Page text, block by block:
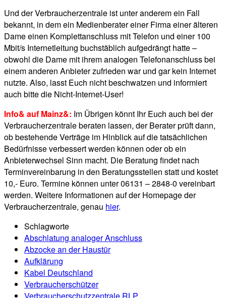
Und der Verbraucherzentrale ist unter anderem ein Fall
bekannt, in dem ein Medienberater einer Firma einer älteren
Dame einen Komplettanschluss mit Telefon und einer 100
Mbit/s Internetleitung buchstäblich aufgedrängt hatte –
obwohl die Dame mit ihrem analogen Telefonanschluss bei
einem anderen Anbieter zufrieden war und gar kein Internet
nutzte. Also, lasst Euch nicht beschwatzen und informiert
auch bitte die Nicht-Internet-User!
Info& auf Mainz&: Im Übrigen könnt Ihr Euch auch bei der
Verbraucherzentrale beraten lassen, der Berater prüft dann,
ob bestehende Verträge im Hinblick auf die tatsächlichen
Bedürfnisse verbessert werden können oder ob ein
Anbieterwechsel Sinn macht. Die Beratung findet nach
Terminvereinbarung in den Beratungsstellen statt und kostet
10,- Euro. Termine können unter 06131 – 2848-0 vereinbart
werden. Weitere Informationen auf der Homepage der
Verbraucherzentrale, genau hier.
Schlagworte
Abschlatung analoger Anschluss
Abzocke an der Haustür
Aufklärung
Kabel Deutschland
Verbraucherschützer